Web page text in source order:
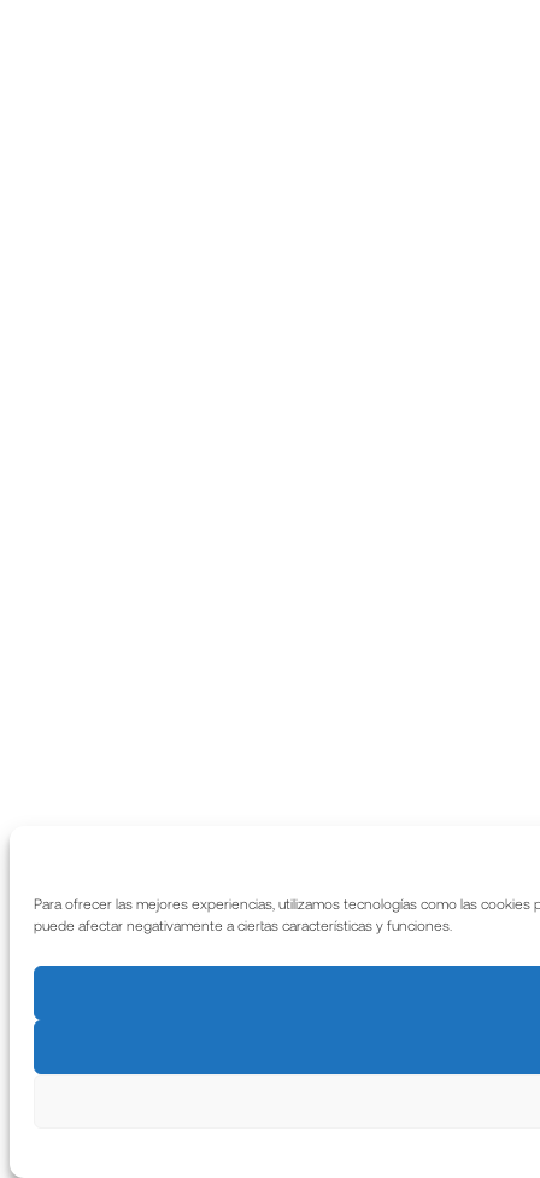
Para ofrecer las mejores experiencias, utilizamos tecnologías como las
puede afectar negativamente a ciertas características y funciones.